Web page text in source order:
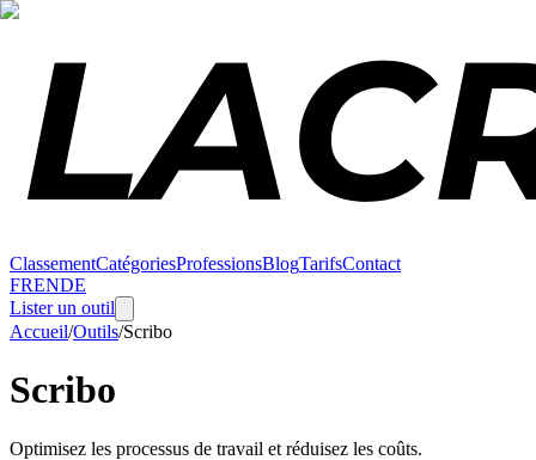
ClassementCatégoriesProfessionsBlogTarifsContact
FRENDE
Lister un outil
Accueil/Outils/Scribo
Scribo
Optimisez les processus de travail et réduisez les coûts.